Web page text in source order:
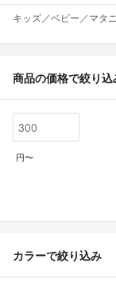
キッズ／ベビー／マタ
商品の価格で絞り込
円〜
カラーで絞り込み